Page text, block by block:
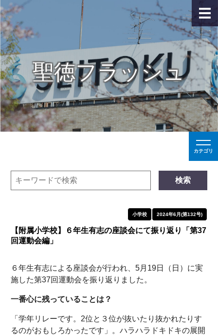
聖徳フラッシュ
カテゴリ
検索
小学校 2024年6月(第132号)
【附属小学校】６年生有志の座談会にて振り返り「第37
回運動会編」
６年生有志による座談会が行われ、5月19日（日）に実
施した第37回運動会を振り返りました。
一番心に残っていることは？
「学年リレーです。2位と３位が抜いたり抜かれたりす
るのがおもしろかったです」。ハラハラドキドキの展開